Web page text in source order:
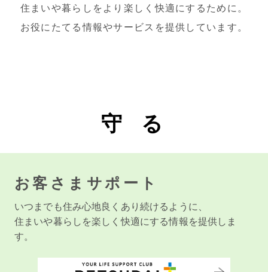
住まいや暮らしをより楽しく快適にするために。
お役にたてる情報やサービスを提供しています。
守 る
お客さまサポート
いつまでも住み心地良くあり続けるように、
住まいや暮らしを楽しく快適にする情報を提供しま
す。